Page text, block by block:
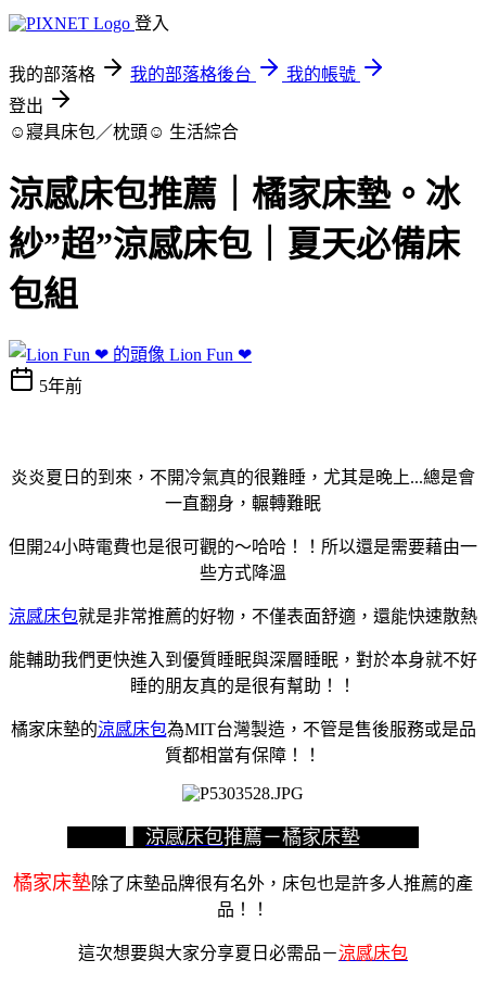
登入
我的部落格 我的部落格後台
我的帳號
登出
☺寢具床包／枕頭☺ 生活綜合
涼感床包推薦｜橘家床墊。冰
紗”超”涼感床包｜夏天必備床
包組
Lion Fun ❤
5年前
炎炎夏日的到來，不開冷氣真的很難睡，尤其是晚上...總是會
一直翻身，輾轉難眠
但開24小時電費也是很可觀的～哈哈！！所以還是需要藉由一
些方式降溫
涼感床包就是非常推薦的好物，不僅表面舒適，還能快速散熱
能輔助我們更快進入到優質睡眠與深層睡眠，對於本身就不好
睡的朋友真的是很有幫助！！
橘家床墊的涼感床包為MIT台灣製造，不管是售後服務或是品
質都相當有保障！！
涼感床包推薦－橘家床墊
橘家床墊除了床墊品牌很有名外，床包也是許多人推薦的產
品！！
這次想要與大家分享夏日必需品－涼感床包